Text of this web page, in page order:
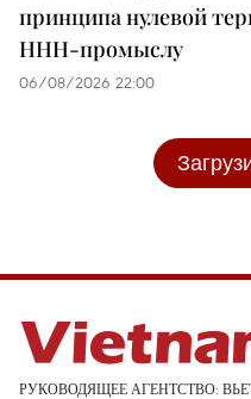
принципа нулевой
ННН-промыслу
06/08/2026 22:00
РУКОВОДЯЩЕЕ АГЕНТСТВО: